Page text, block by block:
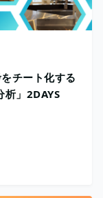
チート化する
析」2DAYS